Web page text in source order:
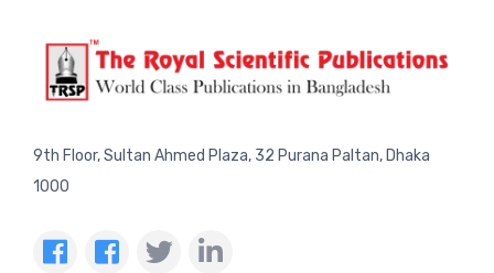
9th Floor, Sultan Ahmed Plaza, 32 Purana Paltan, Dhaka
1000